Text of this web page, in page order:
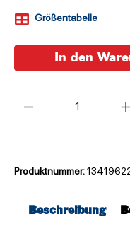
Größentabelle
In den
Produktnummer:
Beschreibung